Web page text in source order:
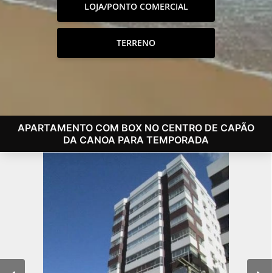
LOJA/PONTO COMERCIAL
TERRENO
APARTAMENTO COM BOX NO CENTRO DE CAPÃO
DA CANOA PARA TEMPORADA